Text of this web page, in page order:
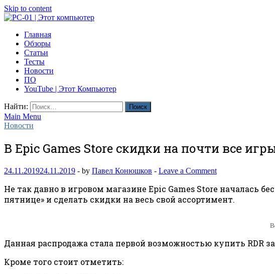
Skip to content
PC-01 | Этот компьютер
Компьютерные новости
Главная
Обзоры
Статьи
Тесты
Новости
ПО
YouTube | Этот Компьютер
Найти:
Main Menu
Новости
В Epic Games Store скидки на почти все
24.11.201924.11.2019 - by Павел Конюшков - Leave a Comment
Не так давно в игровом магазине Epic Games Store началась
пятнице» и сделать скидки на весь свой ассортимент.
Данная распродажа стала первой возможностью купить RDR
Кроме того стоит отметить: